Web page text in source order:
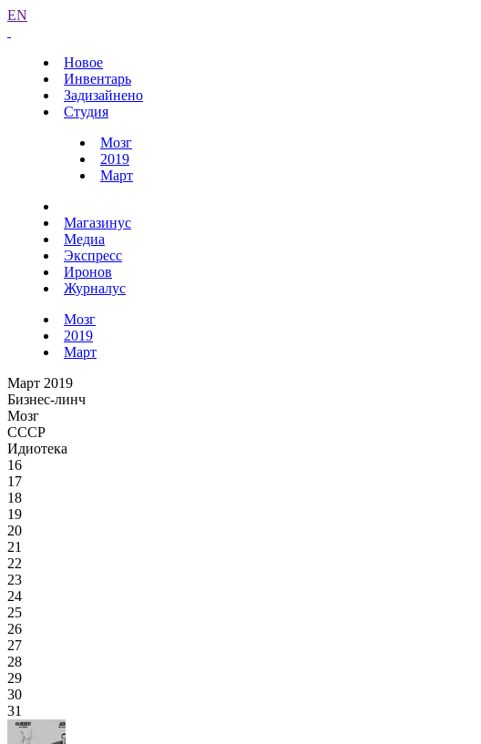
EN
Новое
Инвентарь
Задизайнено
Студия
Мозг
2019
Март
Магазинус
Медиа
Экспресс
Иронов
Журналус
Мозг
2019
Март
Март 2019
Бизнес-линч
Мозг
СССР
Идиотека
16
17
18
19
20
21
22
23
24
25
26
27
28
29
30
31